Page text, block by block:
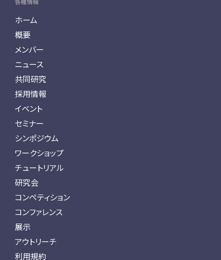
各種情報
ホーム
概要
メンバー
ニュース
共同研究
採用情報
イベント
セミナー
シンポジウム
ワークショップ
チュートリアル
研究会
コンペティション
コンファレンス
展示
アウトリーチ
利用規約